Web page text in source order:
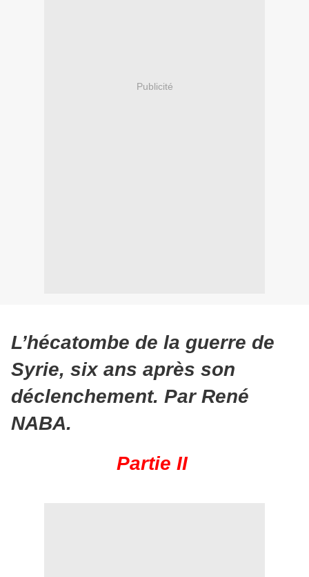
Publicité
L’hécatombe de la guerre de
Syrie, six ans après son
déclenchement. Par René
NABA.
Partie II